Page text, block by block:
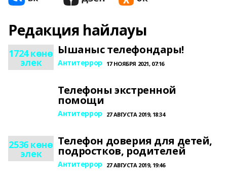
Редакция һайлауы
1724 көнө
элек
Ышаныс телефондары!
Антитеррор 17 НОЯБРЯ 2021, 07:16
Телефоны экстренной
помощи
Антитеррор 27 АВГУСТА 2019, 18:34
2536 көнө
элек
Телефон доверия для детей,
подростков, родителей
Антитеррор 27 АВГУСТА 2019, 19:46